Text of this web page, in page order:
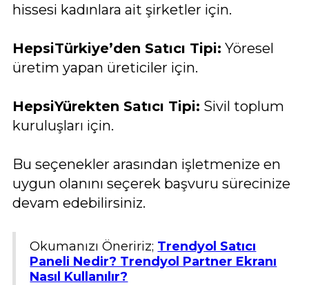
hissesi kadınlara ait şirketler için.
HepsiTürkiye’den Satıcı Tipi: Yöresel
üretim yapan üreticiler için.
HepsiYürekten Satıcı Tipi: Sivil toplum
kuruluşları için.
Bu seçenekler arasından işletmenize en
uygun olanını seçerek başvuru sürecinize
devam edebilirsiniz.
Okumanızı Öneririz; Trendyol Satıcı
Paneli Nedir? Trendyol Partner Ekranı
Nasıl Kullanılır?